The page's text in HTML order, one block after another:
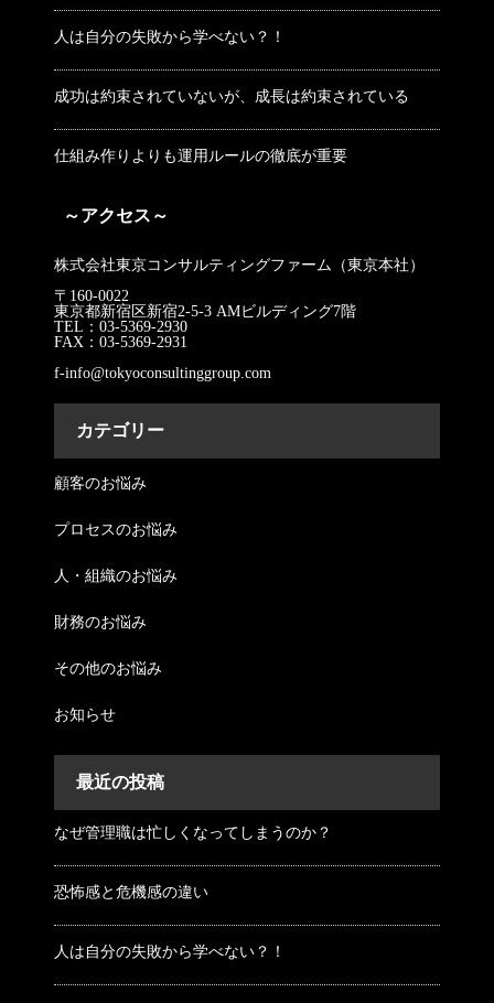
人は自分の失敗から学べない？！
成功は約束されていないが、成長は約束されている
仕組み作りよりも運用ルールの徹底が重要
～アクセス～
株式会社東京コンサルティングファーム（東京本社）
〒160-0022
東京都新宿区新宿2-5-3 AMビルディング7階
TEL：03-5369-2930
FAX：03-5369-2931
f-info@tokyoconsultinggroup.com
カテゴリー
顧客のお悩み
プロセスのお悩み
人・組織のお悩み
財務のお悩み
その他のお悩み
お知らせ
最近の投稿
なぜ管理職は忙しくなってしまうのか？
恐怖感と危機感の違い
人は自分の失敗から学べない？！